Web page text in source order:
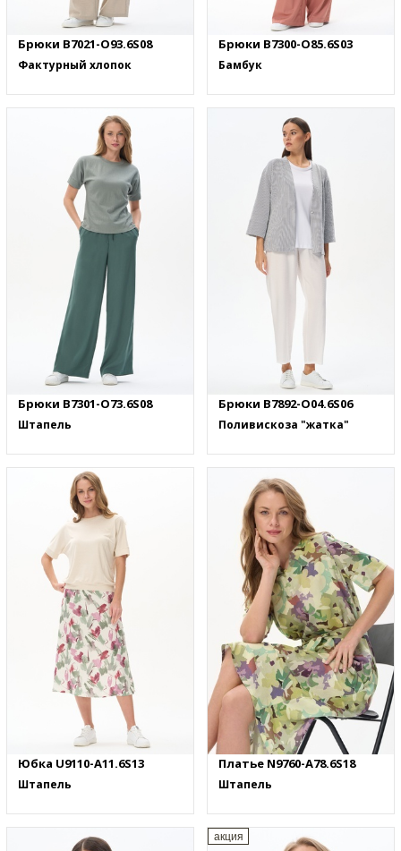
Брюки B7021-O93.6S08
Фактурный хлопок
Брюки B7300-O85.6S03
Бамбук
Брюки B7301-O73.6S08
Штапель
Брюки B7892-O04.6S06
Поливискоза "жатка"
Юбка U9110-A11.6S13
Штапель
Платье N9760-A78.6S18
Штапель
акция